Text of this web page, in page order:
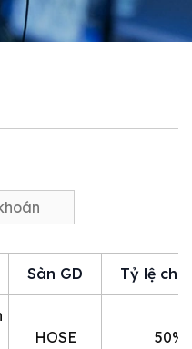
Sàn GD Tỷ lệ
HOSE 50%